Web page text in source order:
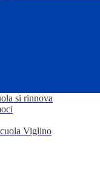
si rinnova
Viglino